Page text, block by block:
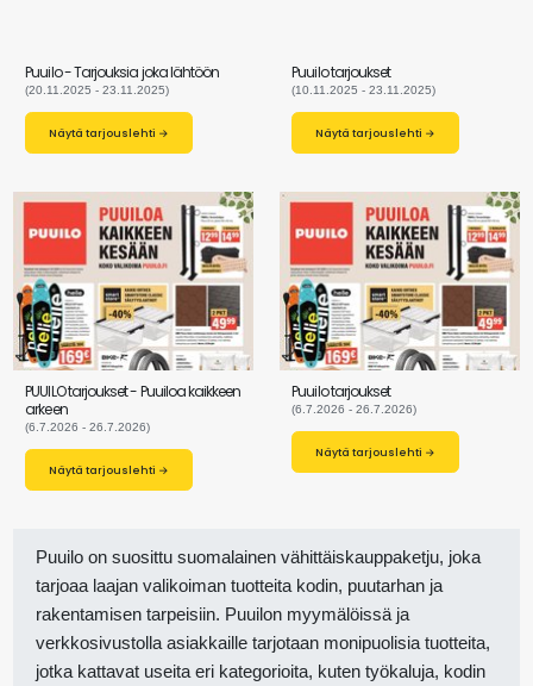
Puuilo - Tarjouksia joka lähtöön
(20.11.2025 - 23.11.2025)
Näytä tarjouslehti →
Puuilo tarjoukset
(10.11.2025 - 23.11.2025)
Näytä tarjouslehti →
PUUILO tarjoukset - Puuiloa kaikkeen
arkeen
(6.7.2026 - 26.7.2026)
Näytä tarjouslehti →
Puuilo tarjoukset
(6.7.2026 - 26.7.2026)
Näytä tarjouslehti →
Puuilo on suosittu suomalainen vähittäiskauppaketju, joka
tarjoaa laajan valikoiman tuotteita kodin, puutarhan ja
rakentamisen tarpeisiin. Puuilon myymälöissä ja
verkkosivustolla asiakkaille tarjotaan monipuolisia tuotteita,
jotka kattavat useita eri kategorioita, kuten työkaluja, kodin